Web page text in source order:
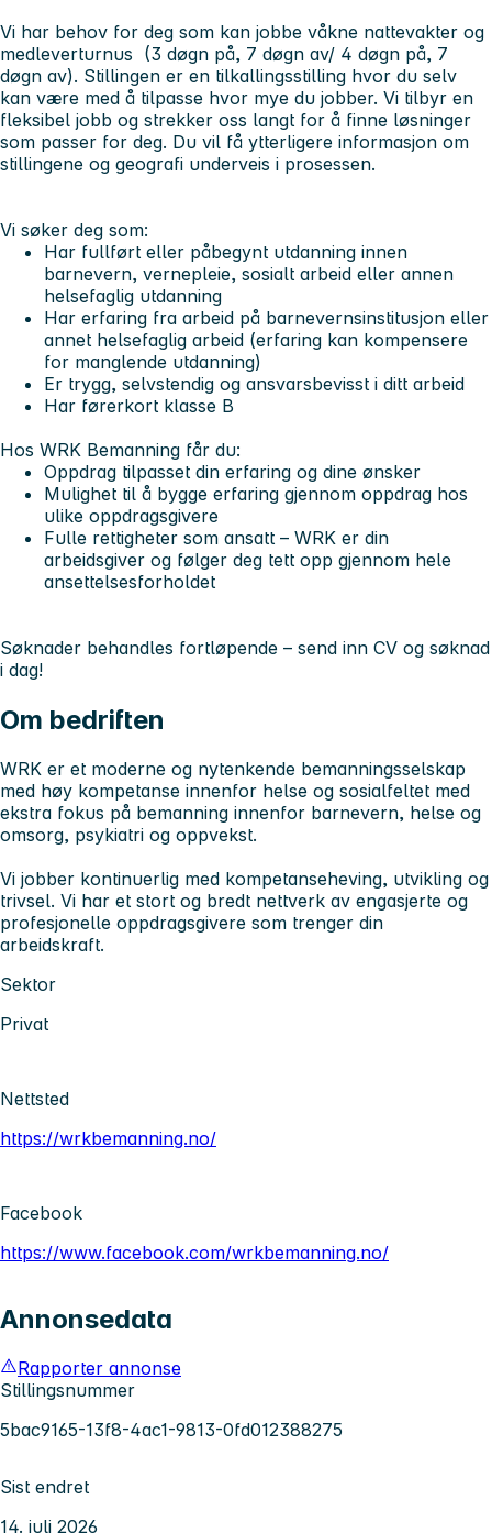
Vi har behov for deg som kan jobbe våkne nattevakter og
medleverturnus (3 døgn på, 7 døgn av/ 4 døgn på, 7
døgn av). Stillingen er en tilkallingsstilling hvor du selv
kan være med å tilpasse hvor mye du jobber. Vi tilbyr en
fleksibel jobb og strekker oss langt for å finne løsninger
som passer for deg. Du vil få ytterligere informasjon om
stillingene og geografi underveis i prosessen.
Vi søker deg som:
Har fullført eller påbegynt utdanning innen
barnevern, vernepleie, sosialt arbeid eller annen
helsefaglig utdanning
Har erfaring fra arbeid på barnevernsinstitusjon eller
annet helsefaglig arbeid (erfaring kan kompensere
for manglende utdanning)
Er trygg, selvstendig og ansvarsbevisst i ditt arbeid
Har førerkort klasse B
Hos WRK Bemanning får du:
Oppdrag tilpasset din erfaring og dine ønsker
Mulighet til å bygge erfaring gjennom oppdrag hos
ulike oppdragsgivere
Fulle rettigheter som ansatt – WRK er din
arbeidsgiver og følger deg tett opp gjennom hele
ansettelsesforholdet
Søknader behandles fortløpende – send inn CV og søknad
i dag!
Om bedriften
WRK er et moderne og nytenkende bemanningsselskap
med høy kompetanse innenfor helse og sosialfeltet med
ekstra fokus på bemanning innenfor barnevern, helse og
omsorg, psykiatri og oppvekst.
Vi jobber kontinuerlig med kompetanseheving, utvikling og
trivsel. Vi har et stort og bredt nettverk av engasjerte og
profesjonelle oppdragsgivere som trenger din
arbeidskraft.
Sektor
Privat
Nettsted
https://wrkbemanning.no/
Facebook
https://www.facebook.com/wrkbemanning.no/
Annonsedata
Rapporter annonse
Stillingsnummer
5bac9165-13f8-4ac1-9813-0fd012388275
Sist endret
14. juli 2026